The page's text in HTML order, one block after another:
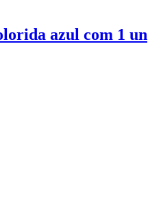
azul com 1 un